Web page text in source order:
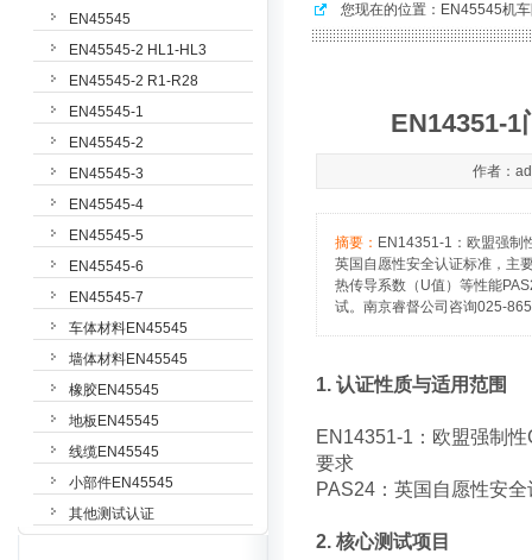
您现在的位置： EN45545机
EN14351-1
作者：
摘要： EN14351-1：欧盟强制
英国自愿性安全认证标准，主
热传导系数（U值）等性能
试。南京睿督公司咨询025-
1. 认证性质与适用范围
EN14351-1：欧盟强制
要求
PAS24：英国自愿性安
2. 核心测试项目
EN45545
EN45545-2 HL1-HL3
EN45545-2 R1-R28
EN45545-1
EN45545-2
EN45545-3
EN45545-4
EN45545-5
EN45545-6
EN45545-7
车体材料EN45545
墙体材料EN45545
橡胶EN45545
地板EN45545
线缆EN45545
小部件EN45545
其他测试认证